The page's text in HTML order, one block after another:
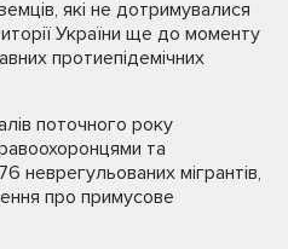
які не дотримувалися
України ще до моменту
протиепідемічних
поточного року
та
неврегульованих мігрантів,
про примусове